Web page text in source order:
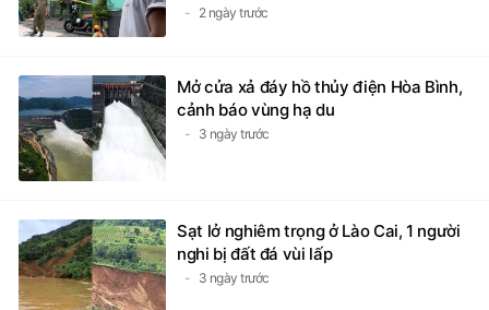
2 ngày trước
Mở cửa xả đáy hồ thủy điện Hòa Bình,
cảnh báo vùng hạ du
3 ngày trước
Sạt lở nghiêm trọng ở Lào Cai, 1 người
nghi bị đất đá vùi lấp
3 ngày trước